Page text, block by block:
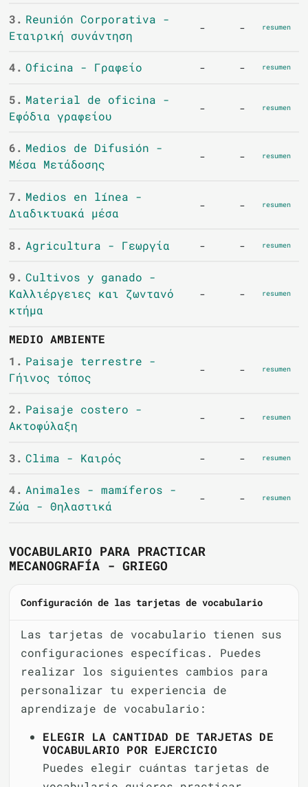
3. Reunión Corporativa -
Εταιρική συνάντηση
- - resumen
4. Oficina - Γραφείο - - resumen
5. Material de oficina -
Εφόδια γραφείου
- - resumen
6. Medios de Difusión -
Μέσα Μετάδοσης
- - resumen
7. Medios en línea -
Διαδικτυακά μέσα
- - resumen
8. Agricultura - Γεωργία - - resumen
9. Cultivos y ganado -
Καλλιέργειες και ζωντανό
κτήμα
- - resumen
MEDIO AMBIENTE
1. Paisaje terrestre -
Γήινος τόπος
- - resumen
2. Paisaje costero -
Ακτοφύλαξη
- - resumen
3. Clima - Καιρός - - resumen
4. Animales - mamíferos -
Ζώα - Θηλαστικά
- - resumen
VOCABULARIO PARA PRACTICAR
MECANOGRAFÍA - GRIEGO
Configuración de las tarjetas de vocabulario
Las tarjetas de vocabulario tienen sus
configuraciones específicas. Puedes
realizar los siguientes cambios para
personalizar tu experiencia de
aprendizaje de vocabulario:
ELEGIR LA CANTIDAD DE TARJETAS DE
VOCABULARIO POR EJERCICIO
Puedes elegir cuántas tarjetas de